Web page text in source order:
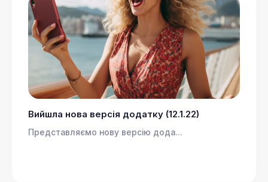
Вийшла нова версія додатку (12.1.22)
Представляємо нову версію дода...